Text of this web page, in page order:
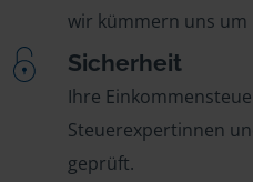
wir kümmern uns
Sicherheit
Ihre
Steuerexpertinnen
geprüft.